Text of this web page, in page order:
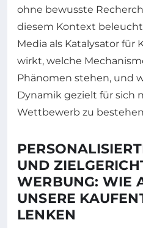
ohne bewusste
diesem Kontext
Media als Katalysator für
wirkt, welche
Phänomen stehen, und
Dynamik gezielt für sich
Wettbewerb zu
UND
WERBUNG: WIE
UNSERE
LENKEN